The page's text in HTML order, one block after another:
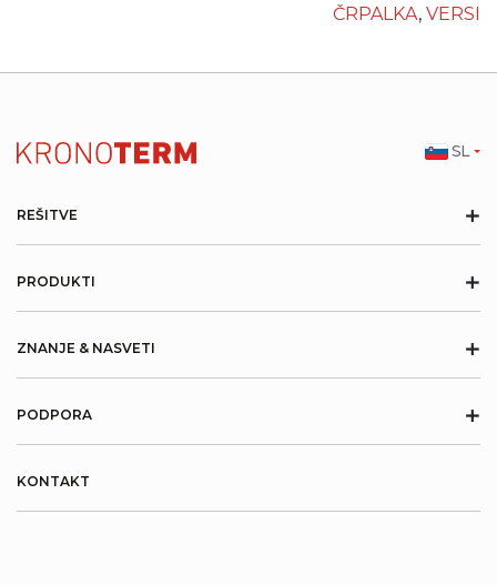
ČRPALKA, VERSI
REŠITVE +
PRODUKTI +
ZNANJE & NASVETI +
PODPORA +
KONTAKT
SL